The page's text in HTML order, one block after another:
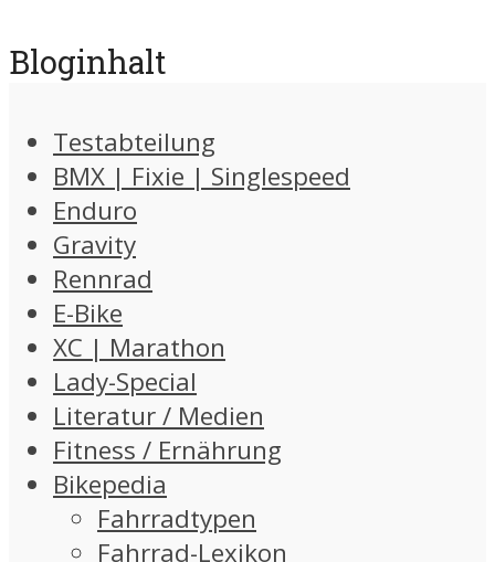
Bloginhalt
Testabteilung
BMX | Fixie | Singlespeed
Enduro
Gravity
Rennrad
E-Bike
XC | Marathon
Lady-Special
Literatur / Medien
Fitness / Ernährung
Bikepedia
Fahrradtypen
Fahrrad-Lexikon